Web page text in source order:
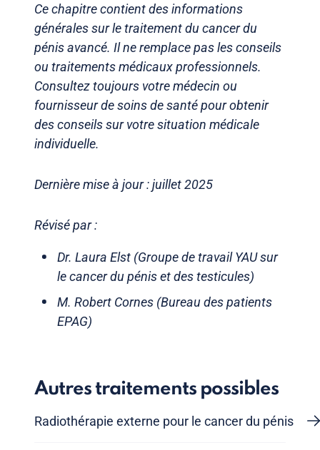
Ce chapitre contient des informations
générales sur le traitement du cancer du
pénis avancé. Il ne remplace pas les conseils
ou traitements médicaux professionnels.
Consultez toujours votre médecin ou
fournisseur de soins de santé pour obtenir
des conseils sur votre situation médicale
individuelle.
Dernière mise à jour : juillet 2025
Révisé par :
Dr. Laura Elst (Groupe de travail YAU sur
le cancer du pénis et des testicules)
M. Robert Cornes (Bureau des patients
EPAG)
Autres traitements possibles
Radiothérapie externe pour le cancer du pénis